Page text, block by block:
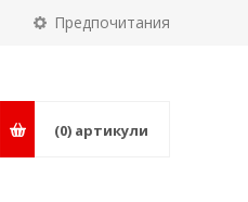
Предпочитания
(0) артикули